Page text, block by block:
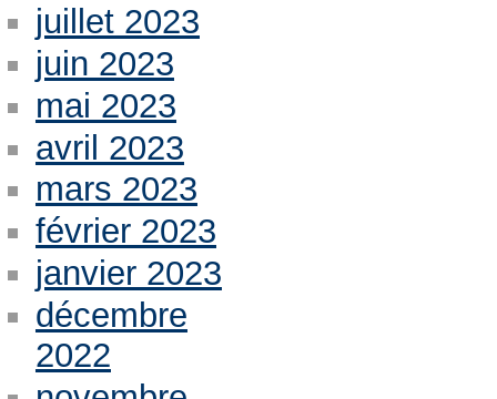
juillet 2023
juin 2023
mai 2023
avril 2023
mars 2023
février 2023
janvier 2023
décembre
2022